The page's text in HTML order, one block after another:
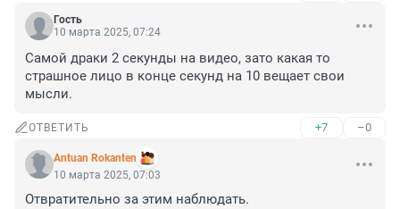
Гость
10 марта 2025, 07:24
Самой драки 2 секунды на видео, зато какая то
страшное лицо в конце секунд на 10 вещает свои
мысли.
ОТВЕТИТЬ +7 –0
Antuan Rokanten
10 марта 2025, 07:03
Отвратительно за этим наблюдать.